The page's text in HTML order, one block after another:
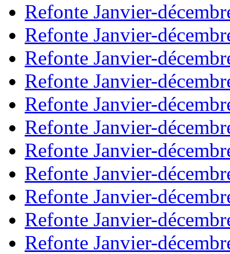
Refonte Janvier-
Refonte Janvier-
Refonte Janvier-
Refonte Janvier-
Refonte Janvier-
Refonte Janvier-
Refonte Janvier-
Refonte Janvier-
Refonte Janvier-
Refonte Janvier-
Refonte Janvier-